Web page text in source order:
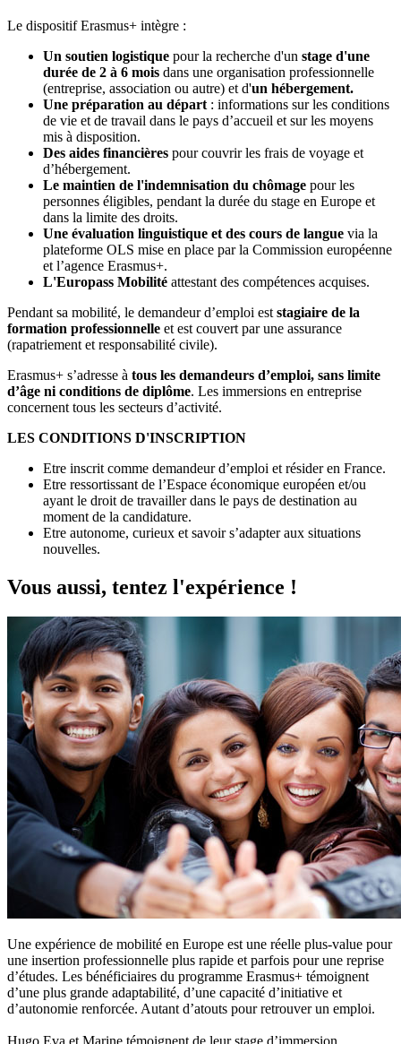
​​Le dispositif Erasmus+ intègre :
Un soutien logistique pour la recherche d'un stage d'une
durée de 2 à 6 mois dans une organisation professionnelle
(entreprise, association ou autre) et d'un hébergement.
Une préparation au départ : informations sur les conditions
de vie et de travail dans le pays d’accueil et sur les moyens
mis à disposition.
Des aides financières pour couvrir les frais de voyage et
d’hébergement.
Le maintien de l'indemnisation du chômage pour les
personnes éligibles, pendant la durée du stage en Europe et
dans la limite des droits.
Une évaluation linguistique et des cours de langue via la
plateforme OLS mise en place par la Commission européenne
et l’agence Erasmus+.
L'Europass Mobilité attestant des compétences acquises.
Pendant sa mobilité, le demandeur d’emploi est stagiaire de la
formation professionnelle et est couvert par une assurance
(rapatriement et responsabilité civile).
Erasmus+ s’adresse à tous les demandeurs d’emploi, sans limite
d’âge ni conditions de diplôme. Les immersions en entreprise
concernent tous les secteurs d’activité.
LES CONDITIONS D'INSCRIPTION
Etre inscrit comme demandeur d’emploi et résider en France.
Etre ressortissant de l’Espace économique européen et/ou
ayant le droit de travailler dans le pays de destination au
moment de la candidature.
Etre autonome, curieux et savoir s’adapter aux situations
nouvelles.
Vous aussi, tentez l'expérience !
Une expérience de mobilité en Europe est une réelle plus-value pour
une insertion professionnelle plus rapide et parfois pour une reprise
d’études. Les bénéficiaires du programme Erasmus+ témoignent
d’une plus grande adaptabilité, d’une capacité d’initiative et
d’autonomie renforcée. Autant d’atouts pour retrouver un emploi.